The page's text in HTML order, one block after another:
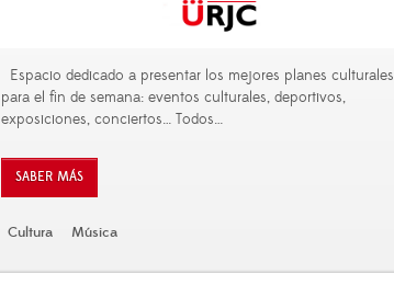
Espacio dedicado a presentar los mejores planes culturales
para el fin de semana: eventos culturales, deportivos,
exposiciones, conciertos… Todos…
SABER MÁS
Cultura Música